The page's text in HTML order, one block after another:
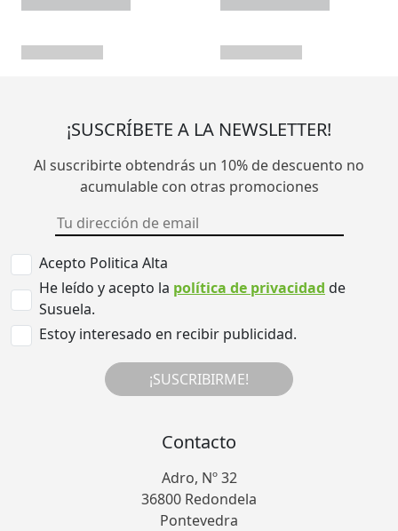
¡SUSCRÍBETE A LA NEWSLETTER!
Al suscribirte obtendrás un 10% de descuento no
acumulable con otras promociones
Acepto Politica Alta
He leído y acepto la política de privacidad de
Susuela.
Estoy interesado en recibir publicidad.
¡SUSCRIBIRME!
Contacto
Adro, Nº 32
36800 Redondela
Pontevedra